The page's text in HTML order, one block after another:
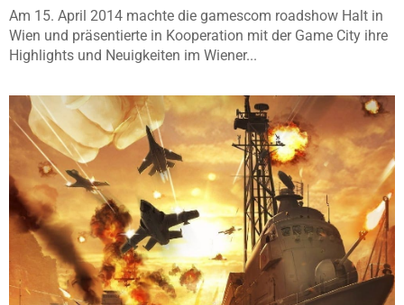
Am 15. April 2014 machte die gamescom roadshow Halt in
Wien und präsentierte in Kooperation mit der Game City ihre
Highlights und Neuigkeiten im Wiener...